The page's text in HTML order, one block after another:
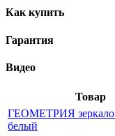
Как купить
Гарантия
Видео
Товар
ГЕОМЕТРИЯ зеркало
белый